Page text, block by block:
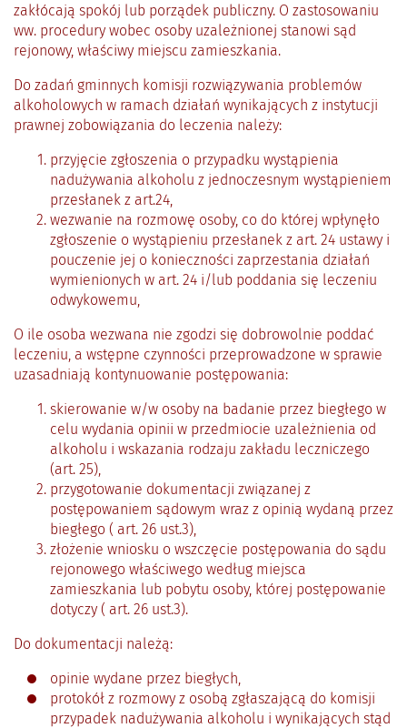
zakłócają spokój lub porządek publiczny. O zastosowaniu
ww. procedury wobec osoby uzależnionej stanowi sąd
rejonowy, właściwy miejscu zamieszkania.
Do zadań gminnych komisji rozwiązywania problemów
alkoholowych w ramach działań wynikających z instytucji
prawnej zobowiązania do leczenia należy:
przyjęcie zgłoszenia o przypadku wystąpienia
nadużywania alkoholu z jednoczesnym wystąpieniem
przesłanek z art.24,
wezwanie na rozmowę osoby, co do której wpłynęło
zgłoszenie o wystąpieniu przesłanek z art. 24 ustawy i
pouczenie jej o konieczności zaprzestania działań
wymienionych w art. 24 i/lub poddania się leczeniu
odwykowemu,
O ile osoba wezwana nie zgodzi się dobrowolnie poddać
leczeniu, a wstępne czynności przeprowadzone w sprawie
uzasadniają kontynuowanie postępowania:
skierowanie w/w osoby na badanie przez biegłego w
celu wydania opinii w przedmiocie uzależnienia od
alkoholu i wskazania rodzaju zakładu leczniczego
(art. 25),
przygotowanie dokumentacji związanej z
postępowaniem sądowym wraz z opinią wydaną przez
biegłego ( art. 26 ust.3),
złożenie wniosku o wszczęcie postępowania do sądu
rejonowego właściwego według miejsca
zamieszkania lub pobytu osoby, której postępowanie
dotyczy ( art. 26 ust.3).
Do dokumentacji należą:
opinie wydane przez biegłych,
protokół z rozmowy z osobą zgłaszającą do komisji
przypadek nadużywania alkoholu i wynikających stąd